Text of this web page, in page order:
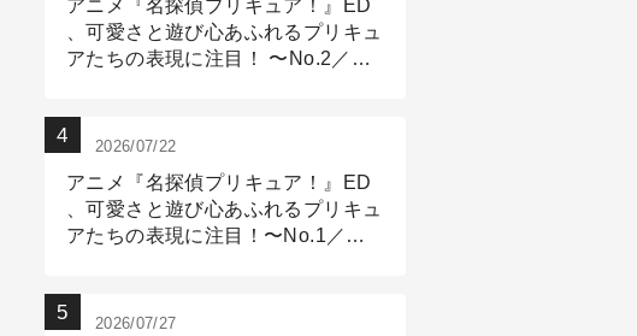
アニメ『名探偵プリキュア！』ED
、可愛さと遊び心あふれるプリキュ
アたちの表現に注目！ 〜No.2／モ
2026/07/22
アニメ『名探偵プリキュア！』ED
、可愛さと遊び心あふれるプリキュ
アたちの表現に注目！〜No.1／演
2026/07/27